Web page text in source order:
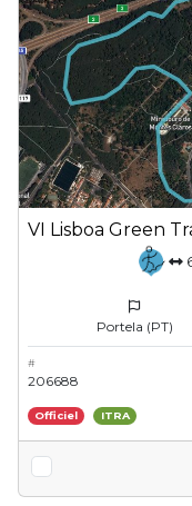
VI Lisboa Green
Portela (PT)
#
206688
Officiel ITRA